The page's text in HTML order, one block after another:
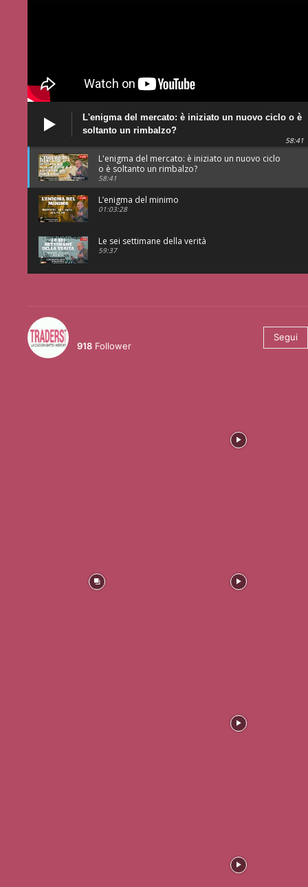
L'enigma del mercato: è iniziato un nuovo ciclo o è
soltanto un rimbalzo?
58:41
L'enigma del mercato: è iniziato un nuovo ciclo
o è soltanto un rimbalzo?
58:41
L’enigma del minimo
01:03:28
Le sei settimane della verità
59:37
918 Follower
Segui